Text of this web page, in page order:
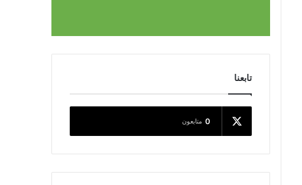
تابعنا
0 متابعون